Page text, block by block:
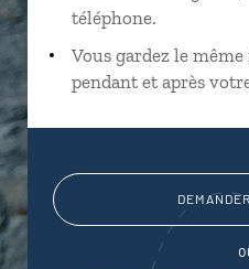
téléphone.
Vous gardez le
pendant et après